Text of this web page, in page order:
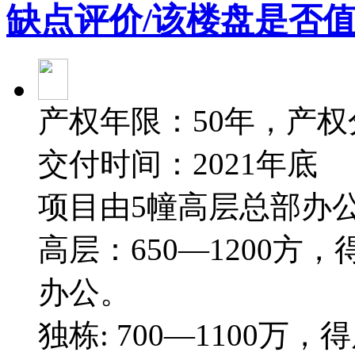
缺点评价/该楼盘是否
产权年限：50年，产
交付时间：2021年底
项目由5幢高层总部办
高层：650—1200方，
办公。
独栋: 700—1100万，